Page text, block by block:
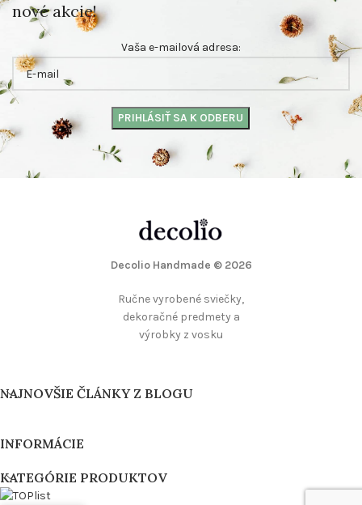
nové akcie!
Vaša e-mailová adresa:
Decolio Handmade © 2026
Ručne vyrobené sviečky,
dekoračné predmety a
výrobky z vosku
NAJNOVŠIE ČLÁNKY Z BLOGU
INFORMÁCIE
KATEGÓRIE PRODUKTOV